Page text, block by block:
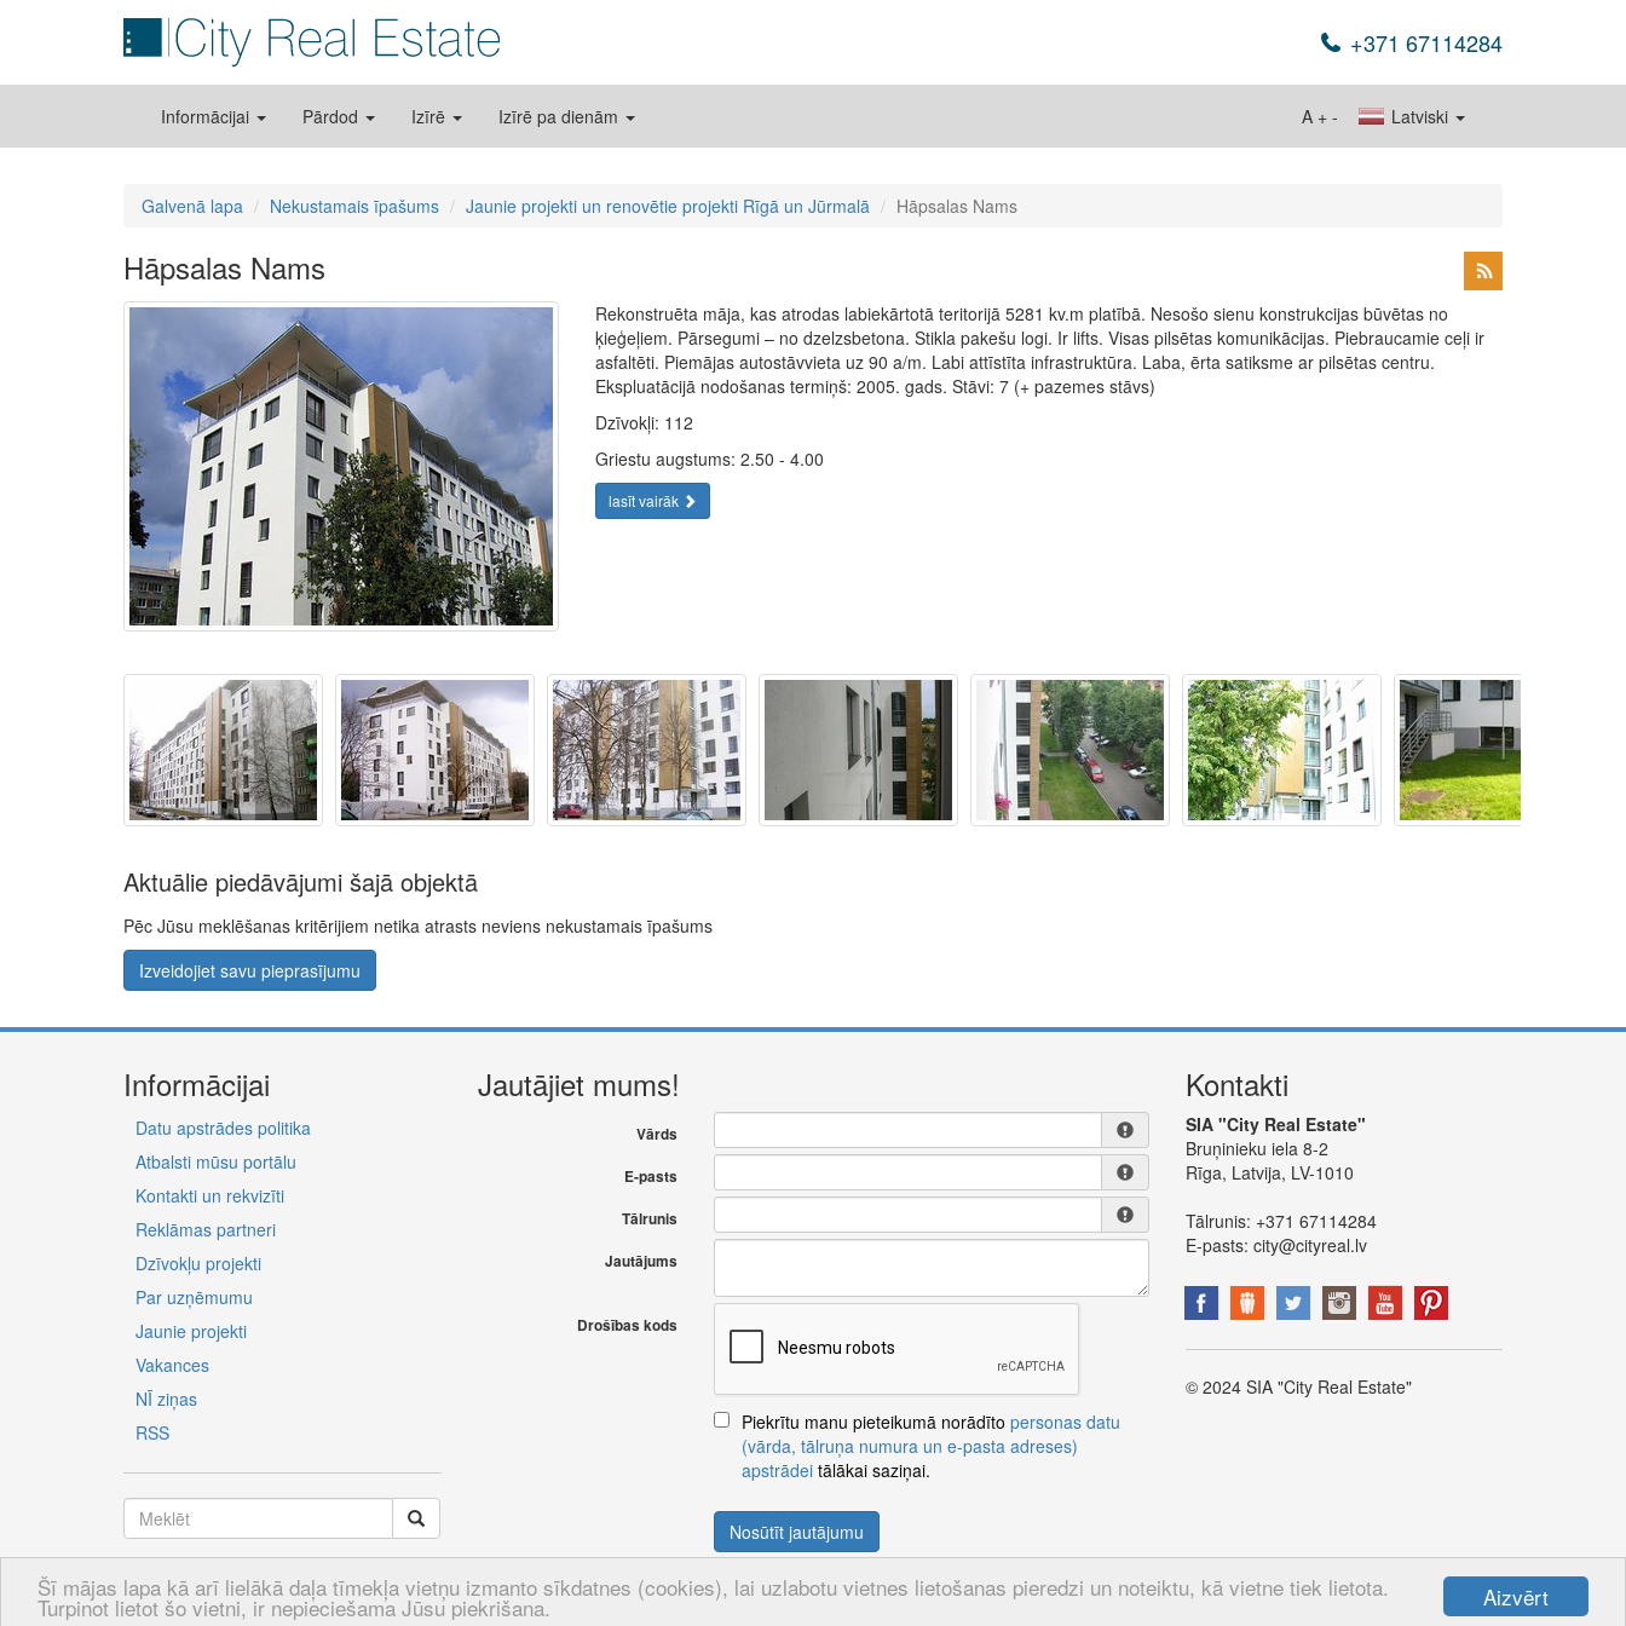
Aizvērt
Šī mājas lapa kā arī lielākā daļa tīmekļa vietņu izmanto sīkdatnes (cookies), lai uzlabotu vietnes lietošanas pieredzi un noteiktu, kā vietne tiek lietota.
Turpinot lietot šo vietni, ir nepieciešama Jūsu piekrišana.
+371 67114284
Informācijai Pārdod Izīrē Izīrē pa dienām Latviski
A + -
Galvenā lapa Nekustamais īpašums Jaunie projekti un renovētie projekti Rīgā un Jūrmalā Hāpsalas Nams
Hāpsalas Nams
Rekonstruēta māja, kas atrodas labiekārtotā teritorijā 5281 kv.m platībā. Nesošo sienu konstrukcijas būvētas no
ķieģeļiem. Pārsegumi – no dzelzsbetona. Stikla pakešu logi. Ir lifts. Visas pilsētas komunikācijas. Piebraucamie ceļi ir
asfaltēti. Piemājas autostāvvieta uz 90 a/m. Labi attīstīta infrastruktūra. Laba, ērta satiksme ar pilsētas centru.
Ekspluatācijā nodošanas termiņš: 2005. gads. Stāvi: 7 (+ pazemes stāvs)
Dzīvokļi: 112
Griestu augstums: 2.50 - 4.00
lasīt vairāk
Aktuālie piedāvājumi šajā objektā
Pēc Jūsu meklēšanas kritērijiem netika atrasts neviens nekustamais īpašums
Izveidojiet savu pieprasījumu
Informācijai
Datu apstrādes politika
Atbalsti mūsu portālu
Kontakti un rekvizīti
Reklāmas partneri
Dzīvokļu projekti
Par uzņēmumu
Jaunie projekti
Vakances
NĪ ziņas
RSS
LV RU EN
Jautājiet mums!
Vārds
E-pasts
Tālrunis
Jautājums
Drošības kods
Piekrītu manu pieteikumā norādīto personas datu
(vārda, tālruņa numura un e-pasta adreses)
apstrādeitālākai saziņai.
Nosūtīt jautājumu
Kontakti
SIA "City Real Estate"
Bruņinieku iela 8-2
Rīga, Latvija, LV-1010
Tālrunis: +371 67114284
E-pasts: city@cityreal.lv
© 2024 SIA "City Real Estate"